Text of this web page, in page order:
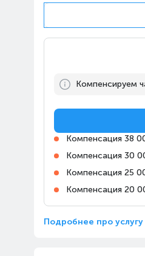
Алматы, Магазин
Казахстан, Алматы,
Алматы, Магазин
на Райымбека, 147/
проспект Райымбека,
147/127
Компенсируем
Компенсация 38
Компенсация 30
Компенсация 25
Компенсация 20
Подробнее про